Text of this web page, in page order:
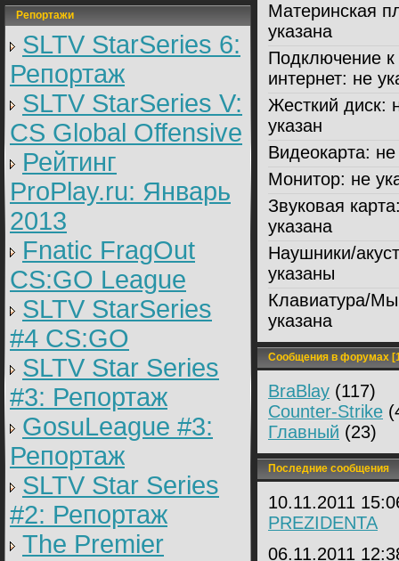
Репортажи
SLTV StarSeries 6:
Репортаж
SLTV StarSeries V:
CS Global Offensive
Рейтинг
ProPlay.ru: Январь
2013
Fnatic FragOut
CS:GO League
SLTV StarSeries
#4 CS:GO
SLTV Star Series
#3: Репортаж
GosuLeague #3:
Репортаж
SLTV Star Series
#2: Репортаж
The Premier
Материнская
указана
Подключение к
интернет: не
Жесткий диск:
указан
Видеокарта: не
Монитор: не
Звуковая
указана
Наушники/
указаны
Клавиатура/
указана
Сообщения в форумах
BraBlay (117)
Counter-Strike
Главный (23)
Последние сообщения
10.11.2011
PREZIDENTA
06.11.2011